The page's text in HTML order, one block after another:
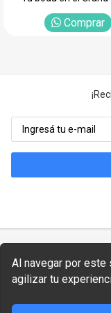
Al navegar por
agilizar tu
Comprar